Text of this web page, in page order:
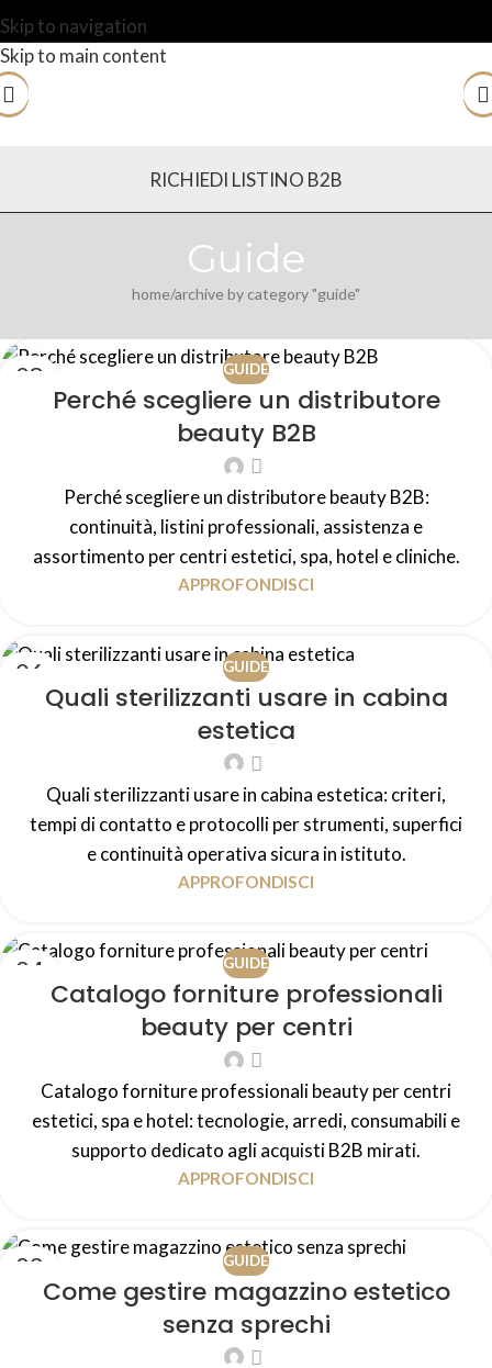
Skip to navigation
Skip to main content
RICHIEDI LISTINO B2B
Guide
home archive by category "guide"
08 GUIDE
Perché scegliere un distributore
beauty B2B
Perché scegliere un distributore beauty B2B:
continuità, listini professionali, assistenza e
assortimento per centri estetici, spa, hotel e cliniche.
APPROFONDISCI
06 GUIDE
Quali sterilizzanti usare in cabina
estetica
Quali sterilizzanti usare in cabina estetica: criteri,
tempi di contatto e protocolli per strumenti, superfici
e continuità operativa sicura in istituto.
APPROFONDISCI
04 GUIDE
Catalogo forniture professionali
beauty per centri
Catalogo forniture professionali beauty per centri
estetici, spa e hotel: tecnologie, arredi, consumabili e
supporto dedicato agli acquisti B2B mirati.
APPROFONDISCI
02
AGO
GUIDE
Come gestire magazzino estetico
senza sprechi